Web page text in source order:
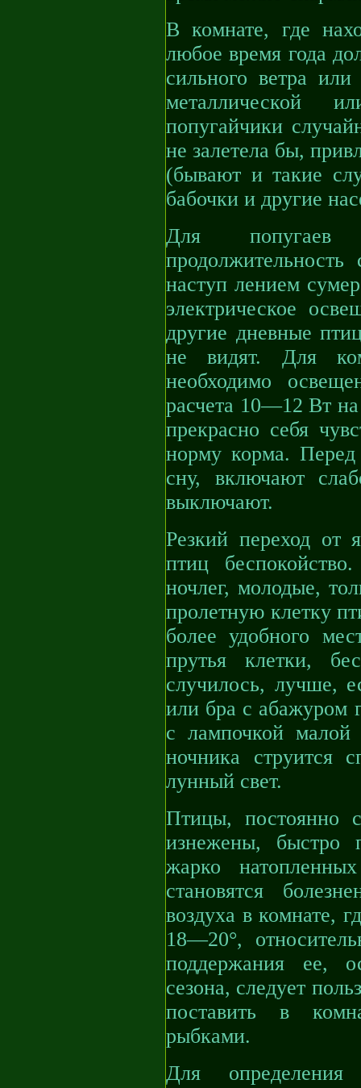
В комнате, где
любое время года
сильного ветра
металлической
попугайчики
не залетела бы,
(бывают и такие
бабочки и другие
Для попугаев
наступ лением
электрическое
другие дневные
не видят. Для
необходимо
расчета 10—12 Вт
прекрасно себя
норму корма. Перед
сну, включают
выключают.
Резкий переход от
птиц
ночлег, молодые,
пролетную клетку
более удобного
прутья клетки,
случилось, лучше,
или бра с абажуром
с лампочкой
ночника струится
лунный свет.
Птицы, постоянно
изнежены, быстро
жарко
становятся
воздуха в комнате,
18—20°,
поддержания ее,
сезона, следует
поставить в
рыбками.
Для определения